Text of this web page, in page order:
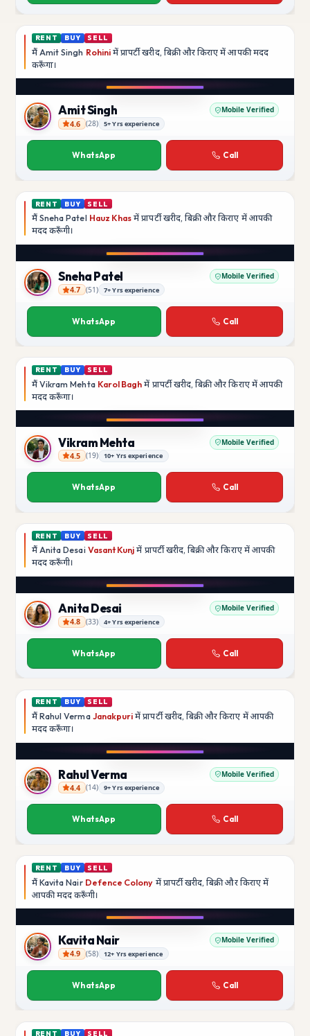
RENT BUY SELL
मैं Amit Singh Rohiniमें प्रापर्टी खरीद, बिक्री और किराए में आपकी मदद
करूँगा।
Amit Singh
Amit Singh Mobile Verified
4.6 (28) 5+ Yrs experience
WhatsApp Call
RENT BUY SELL
मैं Sneha Patel Hauz Khas में प्रापर्टी खरीद, बिक्री और किराए में आपकी
मददकरूँगी।
Sneha Patel
Sneha Patel Mobile Verified
4.7 (51) 7+ Yrs experience
WhatsApp Call
RENT BUY SELL
मैं Vikram Mehta Karol Bagh में प्रापर्टी खरीद, बिक्री और किराए में आपकी
मददकरूँगा।
Vikram Mehta
Vikram Mehta Mobile Verified
4.5 (19) 10+ Yrs experience
WhatsApp Call
RENT BUY SELL
मैं Anita Desai Vasant Kunj में प्रापर्टी खरीद, बिक्री और किराए में आपकी
मददकरूँगी।
Anita Desai
Anita Desai Mobile Verified
4.8 (33) 4+ Yrs experience
WhatsApp Call
RENT BUY SELL
मैं Rahul Verma Janakpuri में प्रापर्टी खरीद, बिक्री और किराए में आपकी
मददकरूँगा।
Rahul Verma
Rahul Verma Mobile Verified
4.4 (14) 9+ Yrs experience
WhatsApp Call
RENT BUY SELL
मैं Kavita Nair Defence Colony में प्रापर्टी खरीद, बिक्री और किराए में
आपकी मददकरूँगी।
Kavita Nair
Kavita Nair Mobile Verified
4.9 (58) 12+ Yrs experience
WhatsApp Call
RENT BUY SELL